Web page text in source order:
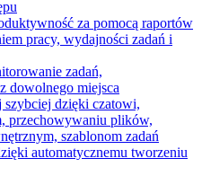
za pomocą raportów
pracy, wydajności zadań i
zadań,
dowolnego miejsca
szybciej dzięki czatowi,
przechowywaniu plików,
szablonom zadań
automatycznemu tworzeniu